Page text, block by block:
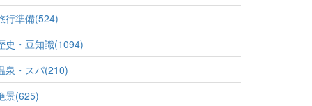
行準備(524)
史・豆知識(1094)
泉・スパ(210)
景(625)